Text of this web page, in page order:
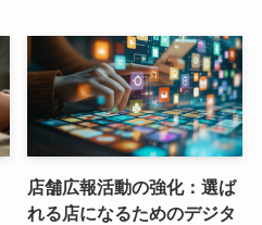
店舗広報活動の強化：選ば
れる店になるためのデジタ